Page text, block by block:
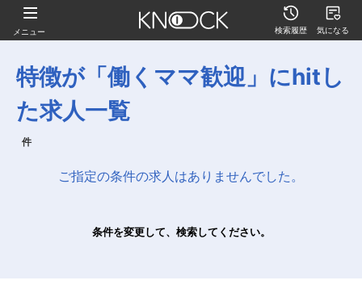
メニュー 検索履歴 気になる
特徴が「働くママ歓迎」にhitし
た求人一覧
件
ご指定の条件の求人はありませんでした。
条件を変更して、検索してください。